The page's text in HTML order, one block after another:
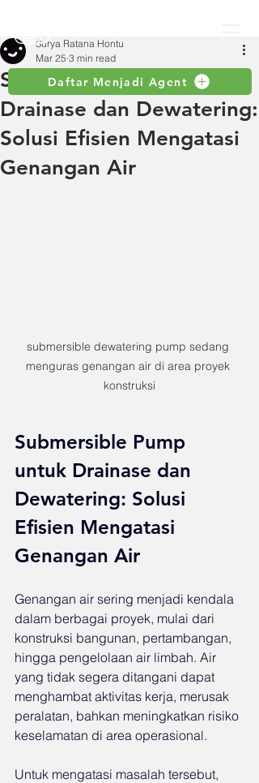
Daftar Menjadi Agent
Submersible Pump untuk
Drainase dan Dewatering:
Solusi Efisien Mengatasi
Genangan Air
Surya Ratana Hontu
Mar 25 3 min read
submersible dewatering pump sedang
menguras genangan air di area proyek
konstruksi
Submersible Pump
untuk Drainase dan
Dewatering: Solusi
Efisien Mengatasi
Genangan Air
Genangan air sering menjadi kendala
dalam berbagai proyek, mulai dari
konstruksi bangunan, pertambangan,
hingga pengelolaan air limbah. Air
yang tidak segera ditangani dapat
menghambat aktivitas kerja, merusak
peralatan, bahkan meningkatkan risiko
keselamatan di area operasional.
Untuk mengatasi masalah tersebut,